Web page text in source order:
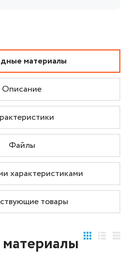
материалы
Описание
Файлы
характеристиками
товары